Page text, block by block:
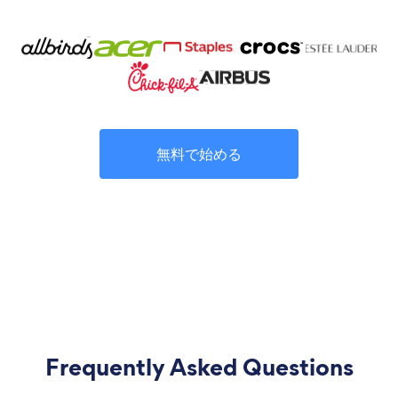
無料で始める
Frequently Asked Questions